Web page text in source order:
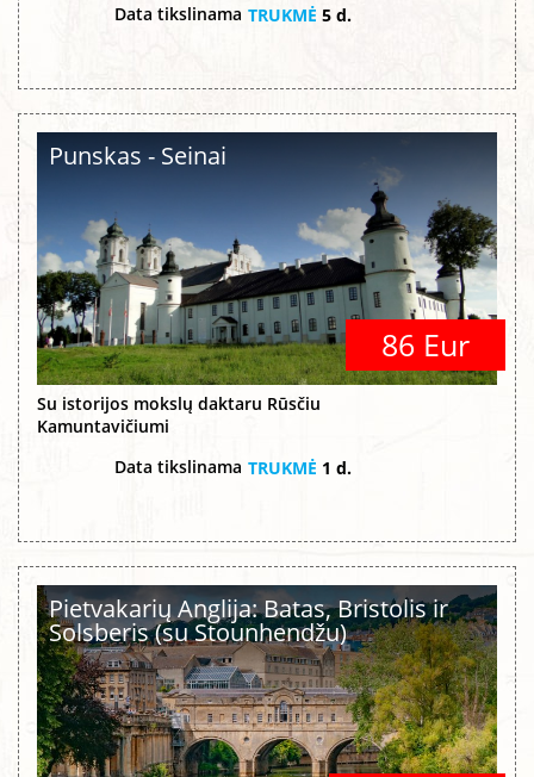
Data tikslinama TRUKMĖ 5 d.
Punskas - Seinai
86 Eur
Su istorijos mokslų daktaru Rūsčiu
Kamuntavičiumi
Data tikslinama TRUKMĖ 1 d.
Pietvakarių Anglija: Batas, Bristolis ir
Solsberis (su Stounhendžu)